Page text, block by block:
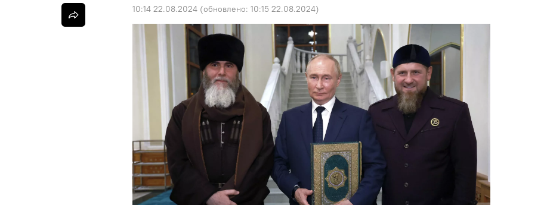
10:14 22.08.2024 (обновлено: 10:15 22.08.2024)